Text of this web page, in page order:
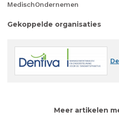
MedischOndernemen
Gekoppelde organisaties
Meer artikelen